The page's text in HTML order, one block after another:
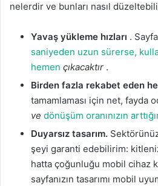
nelerdir ve bunları nasıl
Yavaş yükleme hızları .
saniyeden uzun sürerse,
hemen çıkacaktır .
Birden fazla rekabet eden
tamamlaması için net, fayda
ve dönüşüm oranınızın
Duyarsız tasarım.
şeyi garanti edebilirim:
hatta çoğunluğu mobil cihaz
sayfanızın tasarımı mobil